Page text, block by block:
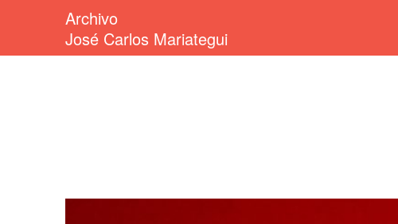
Archivo
José Carlos Mariategui